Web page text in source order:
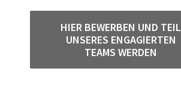
HIER BEWERBEN UND TEIL
UNSERES ENGAGIERTEN
TEAMS WERDEN